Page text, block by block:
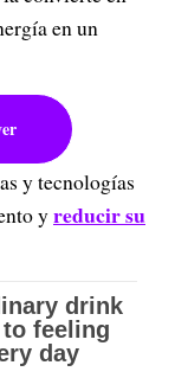
en un
y tecnologías
yreducir su